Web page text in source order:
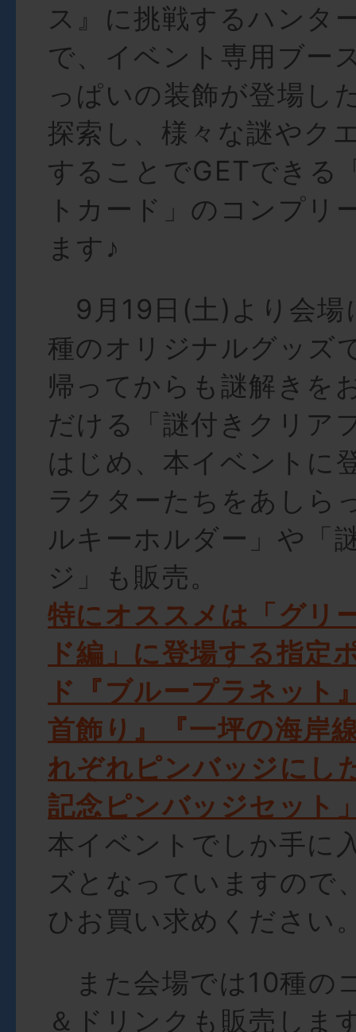
ス』に挑戦するハンタ
で、イベント専用ブー
っぱいの装飾が登場し
探索し、様々な謎やク
することでGETできる
トカード」のコンプリ
ます♪
9月19日(土)より会場
種のオリジナルグッズ
帰ってからも謎解きを
だける「謎付きクリア
はじめ、本イベントに
ラクターたちをあしら
ルキーホルダー」や「
ジ」も販売。
特にオススメは「グリ
ド編」に登場する指定
ド『ブループラネット
首飾り』『一坪の海岸
れぞれピンバッジにし
記念ピンバッジセット
本イベントでしか手に
ズとなっていますので
ひお買い求めください
また会場では10種の
＆ドリンクも販売しま